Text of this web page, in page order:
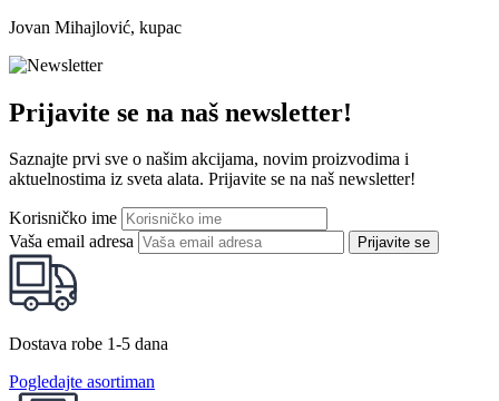
Jovan Mihajlović, kupac
Prijavite se na naš newsletter!
Saznajte prvi sve o našim akcijama, novim proizvodima i
aktuelnostima iz sveta alata. Prijavite se na naš newsletter!
Korisničko ime
Vaša email adresa
Prijavite se
Dostava robe 1-5 dana
Pogledajte asortiman